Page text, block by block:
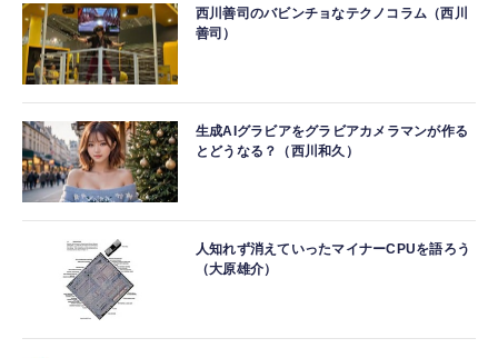
西川善司のバビンチョなテクノコラム（西川
善司）
生成AIグラビアをグラビアカメラマンが作る
とどうなる？（西川和久）
人知れず消えていったマイナーCPUを語ろう
（大原雄介）